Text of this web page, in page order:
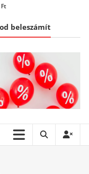
beleszámít